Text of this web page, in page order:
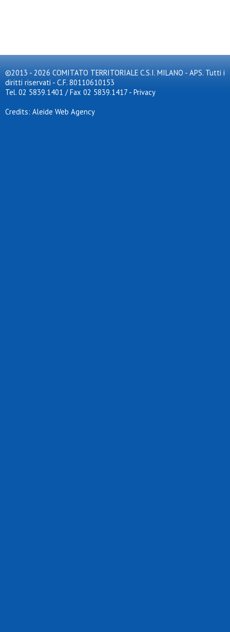
©2013 - 2026 COMITATO TERRITORIALE C.S.I. MILANO - APS. Tutti i
diritti riservati - C.F. 80110610153
Tel. 02 5839.1401 / Fax 02 5839.1417 - Privacy
Credits: Aleide Web Agency